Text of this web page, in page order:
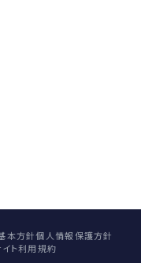
本方針個人情報保護方針
イト利用規約